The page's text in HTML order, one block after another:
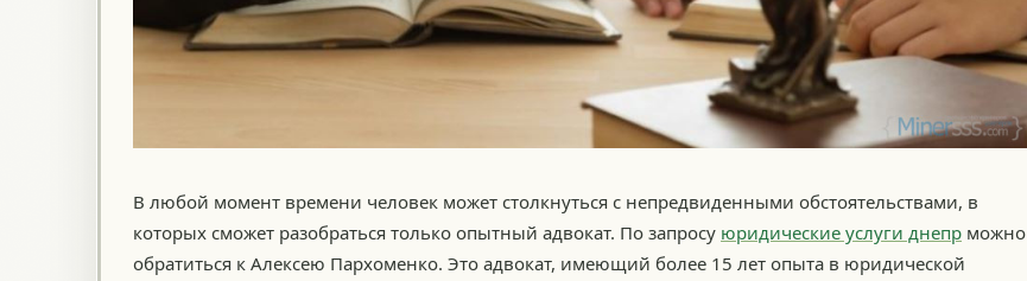
В любой момент времени человек может столкнуться с непредвиденными обстоятельствами, в
которых сможет разобраться только опытный адвокат. По запросу юридические услуги днепр можно
обратиться к Алексею Пархоменко. Это адвокат, имеющий более 15 лет опыта в юридической